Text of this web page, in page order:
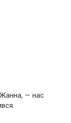
— нас